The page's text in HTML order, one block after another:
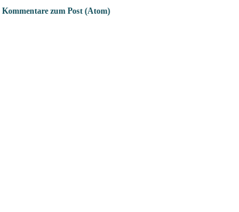
Kommentare zum Post (Atom)